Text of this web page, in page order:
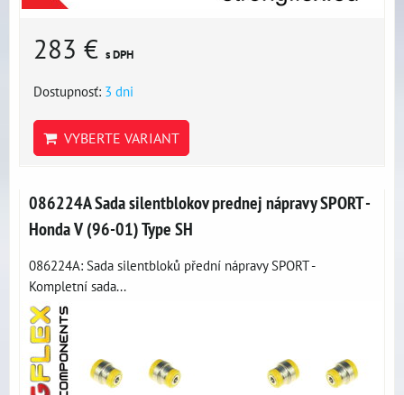
283 € s DPH
Dostupnosť: 3 dni
VYBERTE VARIANT
086224A Sada silentblokov prednej nápravy SPORT -
Honda V (96-01) Type SH
086224A: Sada silentbloků přední nápravy SPORT -
Kompletní sada...